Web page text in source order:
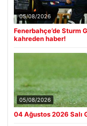
05/08/2026
Fenerbahçe’de Sturm
kahreden haber!
05/08/2026
04 Ağustos 2026 Salı